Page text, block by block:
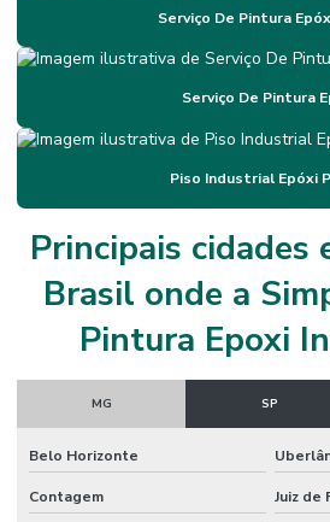
Impermeabilização De Poliuretano
Impermeabilização Em Minas Gerais
Impermeabilização Flexível Para
Impermeabilização Flexível Para
Impermeabilização Para Diversas
Impermeabilização Para Estruturas
Impermeabilização Para Variações Térmicas
Instalação De Juntas De Dilatação
Instalação De Revestimento Autonivelante
Instalação De Revestimento Epóxi Para
Juntas De Dilatação
Serviço De Pintura
Serviço De Pintura
Piso Industrial Epóxi
Principais cidades
Brasil onde a
Pintura Epoxi
MG SP
Belo Horizonte
Contagem Juiz de